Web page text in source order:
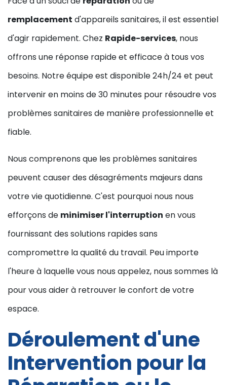
remplacement d'appareils sanitaires, il est essentiel
d'agir rapidement. Chez Rapide-services, nous
offrons une réponse rapide et efficace à tous vos
besoins. Notre équipe est disponible 24h/24 et peut
intervenir en moins de 30 minutes pour résoudre vos
problèmes sanitaires de manière professionnelle et
fiable.
Nous comprenons que les problèmes sanitaires
peuvent causer des désagréments majeurs dans
votre vie quotidienne. C'est pourquoi nous nous
efforçons de minimiser l'interruption en vous
fournissant des solutions rapides sans
compromettre la qualité du travail. Peu importe
l'heure à laquelle vous nous appelez, nous sommes là
pour vous aider à retrouver le confort de votre
espace.
Déroulement d'une
Intervention pour la